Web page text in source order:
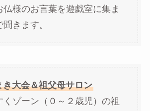
仏様のお言葉を遊戯室に集ま
きます。
き大会＆祖父母サロン
くゾーン（０～２歳児）の祖